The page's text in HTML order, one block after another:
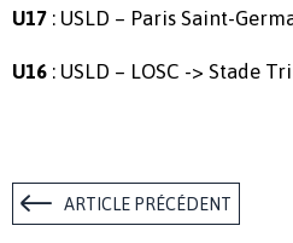
U17 : USLD – Paris Saint-
U16 : USLD – LOSC -> Stade
ARTICLE PRÉCÉDENT